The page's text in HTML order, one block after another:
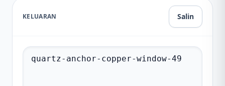
KELUARAN Salin